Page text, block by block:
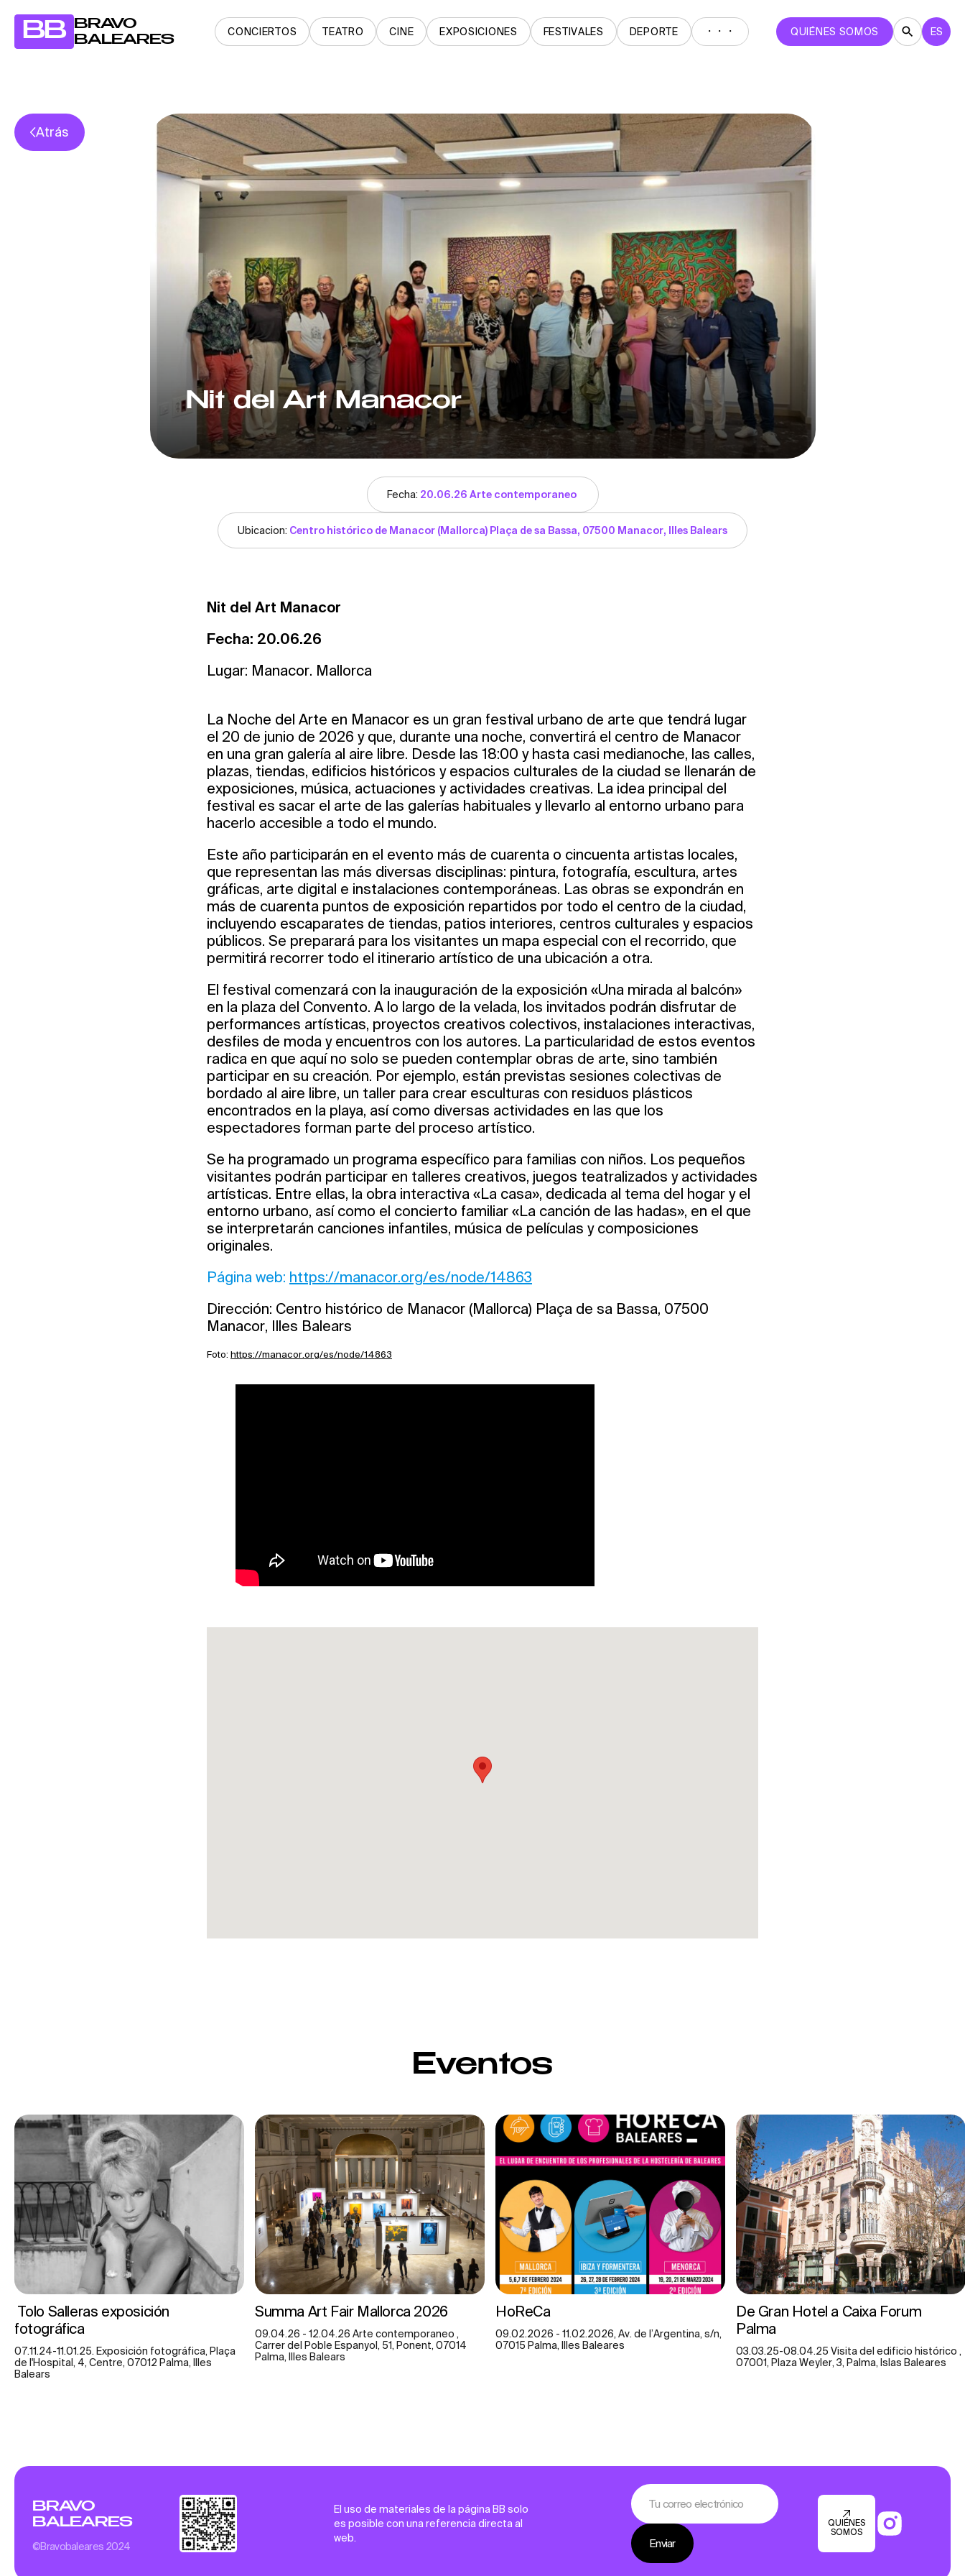
BB
BRAVO
BALEARES
CONCIERTOS TEATRO CINE EXPOSICIONES FESTIVALES DEPORTE ・・・ QUIÉNES SOMOS ES
Atrás
Nit del Art Manacor
Fecha: 20.06.26 Arte contemporaneo
Ubicacion: Centro histórico de Manacor (Mallorca) Plaça de sa Bassa, 07500 Manacor, Illes Balears
Nit del Art Manacor
Fecha: 20.06.26
Lugar: Manacor. Mallorca
La Noche del Arte en Manacor es un gran festival urbano de arte que tendrá lugar
el 20 de junio de 2026 y que, durante una noche, convertirá el centro de Manacor
en una gran galería al aire libre. Desde las 18:00 y hasta casi medianoche, las calles,
plazas, tiendas, edificios históricos y espacios culturales de la ciudad se llenarán de
exposiciones, música, actuaciones y actividades creativas. La idea principal del
festival es sacar el arte de las galerías habituales y llevarlo al entorno urbano para
hacerlo accesible a todo el mundo.
Este año participarán en el evento más de cuarenta o cincuenta artistas locales,
que representan las más diversas disciplinas: pintura, fotografía, escultura, artes
gráficas, arte digital e instalaciones contemporáneas. Las obras se expondrán en
más de cuarenta puntos de exposición repartidos por todo el centro de la ciudad,
incluyendo escaparates de tiendas, patios interiores, centros culturales y espacios
públicos. Se preparará para los visitantes un mapa especial con el recorrido, que
permitirá recorrer todo el itinerario artístico de una ubicación a otra.
El festival comenzará con la inauguración de la exposición «Una mirada al balcón»
en la plaza del Convento. A lo largo de la velada, los invitados podrán disfrutar de
performances artísticas, proyectos creativos colectivos, instalaciones interactivas,
desfiles de moda y encuentros con los autores. La particularidad de estos eventos
radica en que aquí no solo se pueden contemplar obras de arte, sino también
participar en su creación. Por ejemplo, están previstas sesiones colectivas de
bordado al aire libre, un taller para crear esculturas con residuos plásticos
encontrados en la playa, así como diversas actividades en las que los
espectadores forman parte del proceso artístico.
Se ha programado un programa específico para familias con niños. Los pequeños
visitantes podrán participar en talleres creativos, juegos teatralizados y actividades
artísticas. Entre ellas, la obra interactiva «La casa», dedicada al tema del hogar y el
entorno urbano, así como el concierto familiar «La canción de las hadas», en el que
se interpretarán canciones infantiles, música de películas y composiciones
originales.
Página web: https://manacor.org/es/node/14863
Dirección: Centro histórico de Manacor (Mallorca) Plaça de sa Bassa, 07500
Manacor, Illes Balears
Foto: https://manacor.org/es/node/14863
Eventos
Tolo Salleras exposición
fotográfica
07.11.24-11.01.25. Exposición fotográfica, Plaça
de l'Hospital, 4, Centre, 07012 Palma, Illes
Balears
Summa Art Fair Mallorca 2026
09.04.26 - 12.04.26 Arte contemporaneo ,
Carrer del Poble Espanyol, 51, Ponent, 07014
Palma, Illes Balears
HoReCa
09.02.2026 - 11.02.2026, Av. de l’Argentina, s/n,
07015 Palma, Illes Baleares
De Gran Hotel a Caixa Forum
Palma
03.03.25-08.04.25 Visita del edificio histórico ,
07001, Plaza Weyler, 3, Palma, Islas Baleares
BRAVO
BALEARES
©Bravobaleares 2024
El uso de materiales de la página BB solo
es posible con una referencia directa al
web.
QUIÉNES
SOMOS